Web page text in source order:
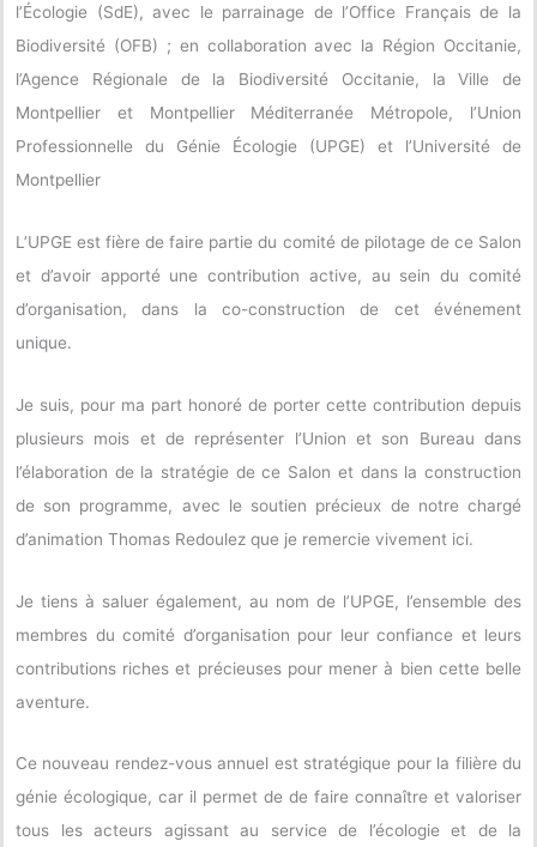
l’Écologie (SdE), avec le parrainage de l’Office Français de la
Biodiversité (OFB) ; en collaboration avec la Région Occitanie,
l’Agence Régionale de la Biodiversité Occitanie, la Ville de
Montpellier et Montpellier Méditerranée Métropole, l’Union
Professionnelle du Génie Écologie (UPGE) et l’Université de
Montpellier
L’UPGE est fière de faire partie du comité de pilotage de ce Salon
et d’avoir apporté une contribution active, au sein du comité
d’organisation, dans la co-construction de cet événement
unique.
Je suis, pour ma part honoré de porter cette contribution depuis
plusieurs mois et de représenter l’Union et son Bureau dans
l’élaboration de la stratégie de ce Salon et dans la construction
de son programme, avec le soutien précieux de notre chargé
d’animation Thomas Redoulez que je remercie vivement ici.
Je tiens à saluer également, au nom de l’UPGE, l’ensemble des
membres du comité d’organisation pour leur confiance et leurs
contributions riches et précieuses pour mener à bien cette belle
aventure.
Ce nouveau rendez-vous annuel est stratégique pour la filière du
génie écologique, car il permet de de faire connaître et valoriser
tous les acteurs agissant au service de l’écologie et de la